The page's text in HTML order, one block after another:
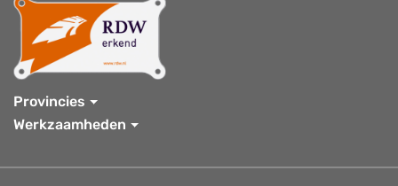
Provincies
Werkzaamheden